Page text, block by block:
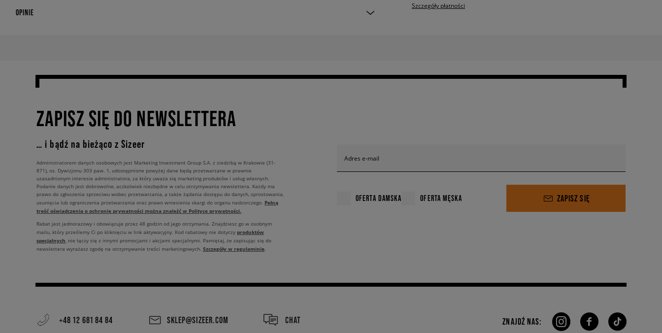
OPINIE
Szczegóły płatności
ZAPISZ SIĘ DO NEWSLETTERA
… i bądź na bieżąco z Sizeer
Adres e-mail
OFERTA DAMSKA OFERTA MĘSKA ZAPISZ SIĘ
Administratorem danych osobowych jest Marketing Investment Group S.A. z siedzibą w Krakowie (31-
871), os. Dywizjonu 303 paw. 1, udostępnione powyżej dane będą przetwarzane w prawnie
uzasadnionym interesie administratora, za który uważa się marketing produktów i usług własnych.
Podanie danych jest dobrowolne, aczkolwiek niezbędne w celu otrzymywania newslettera. Każdy ma
prawo do zgłoszenia sprzeciwu wobec przetwarzania, a także żądania dostępu do danych, sprostowania,
usunięcia lub ograniczenia przetwarzania oraz prawo wniesienia skargi do organu nadzorczego. Pełną
treść oświadczenia o ochronie prywatności można znaleźć w Polityce prywatności.
Rabat jest jednorazowy i obowiązuje przez 48 godzin od jego otrzymania. Znajdziesz go w osobnym
mailu, który prześlemy Ci po kliknięciu w link aktywacyjny. Kod rabatowy nie dotyczy produktów
specjalnych, nie łączy się z innymi promocjami i akcjami specjalnymi. Pamiętaj, że zapisując się do
newslettera wyrażasz zgodę na otrzymywanie treści marketingowych. Szczegóły w regulaminie.
+48 12 681 84 84 SKLEP@SIZEER.COM CHAT ZNAJDŹ NAS: